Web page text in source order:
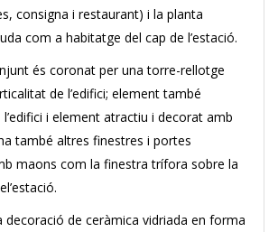
consigna i restaurant) i la planta
com a habitatge del cap de l’estació.
és coronat per una torre-rellotge
de l’edifici; element també
i element atractiu i decorat amb
també altres finestres i portes
maons com la finestra trífora sobre la
decoració de ceràmica vidriada en forma